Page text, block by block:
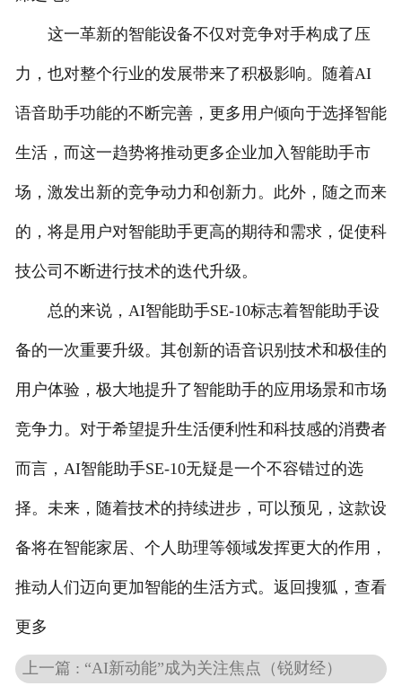
这一革新的智能设备不仅对竞争对手构成了压
力，也对整个行业的发展带来了积极影响。随着AI
语音助手功能的不断完善，更多用户倾向于选择智能
生活，而这一趋势将推动更多企业加入智能助手市
场，激发出新的竞争动力和创新力。此外，随之而来
的，将是用户对智能助手更高的期待和需求，促使科
技公司不断进行技术的迭代升级。
总的来说，AI智能助手SE-10标志着智能助手设
备的一次重要升级。其创新的语音识别技术和极佳的
用户体验，极大地提升了智能助手的应用场景和市场
竞争力。对于希望提升生活便利性和科技感的消费者
而言，AI智能助手SE-10无疑是一个不容错过的选
择。未来，随着技术的持续进步，可以预见，这款设
备将在智能家居、个人助理等领域发挥更大的作用，
推动人们迈向更加智能的生活方式。返回搜狐，查看
更多
上一篇 : “AI新动能”成为关注焦点（锐财经）